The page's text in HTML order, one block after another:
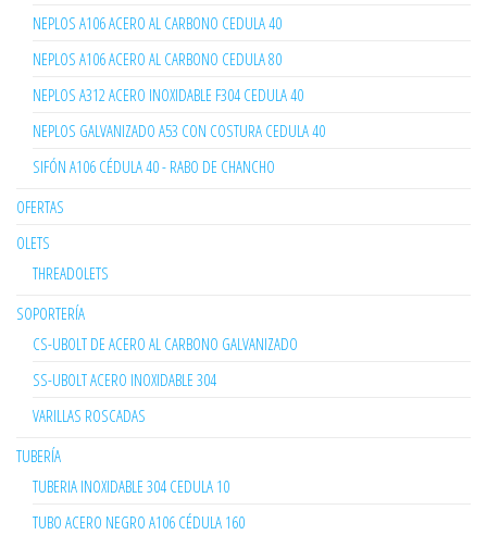
NEPLOS A106 ACERO AL CARBONO CEDULA 40
NEPLOS A106 ACERO AL CARBONO CEDULA 80
NEPLOS A312 ACERO INOXIDABLE F304 CEDULA 40
NEPLOS GALVANIZADO A53 CON COSTURA CEDULA 40
SIFÓN A106 CÉDULA 40 - RABO DE CHANCHO
OFERTAS
OLETS
THREADOLETS
SOPORTERÍA
CS-UBOLT DE ACERO AL CARBONO GALVANIZADO
SS-UBOLT ACERO INOXIDABLE 304
VARILLAS ROSCADAS
TUBERÍA
TUBERIA INOXIDABLE 304 CEDULA 10
TUBO ACERO NEGRO A106 CÉDULA 160